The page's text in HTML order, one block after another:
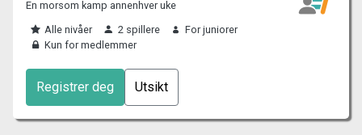
En morsom kamp annenhver uke
Alle nivåer
2 spillere
For juniorer
Kun for medlemmer
Registrer deg Utsikt